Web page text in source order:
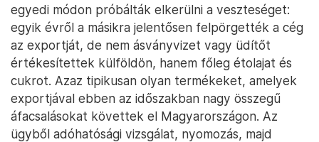
egyedi módon próbálták elkerülni a veszteséget:
egyik évről a másikra jelentősen felpörgették a cég
az exportját, de nem ásványvizet vagy üdítőt
értékesítettek külföldön, hanem főleg étolajat és
cukrot. Azaz tipikusan olyan termékeket, amelyek
exportjával ebben az időszakban nagy összegű
áfacsalásokat követtek el Magyarországon. Az
ügyből adóhatósági vizsgálat, nyomozás, majd